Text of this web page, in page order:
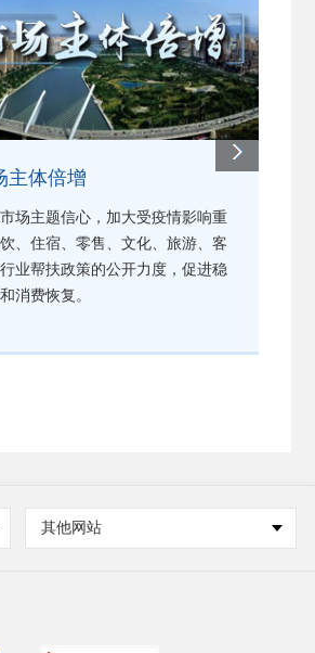
主体倍增
场主题信心，加大受疫情影响重
、住宿、零售、文化、旅游、客
业帮扶政策的公开力度，促进稳
消费恢复。
策解读，推动政策落地见效。
其他网站